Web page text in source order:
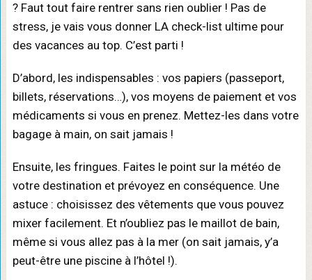
? Faut tout faire rentrer sans rien oublier ! Pas de
stress, je vais vous donner LA check-list ultime pour
des vacances au top. C’est parti !
D’abord, les indispensables : vos papiers (passeport,
billets, réservations…), vos moyens de paiement et vos
médicaments si vous en prenez. Mettez-les dans votre
bagage à main, on sait jamais !
Ensuite, les fringues. Faites le point sur la météo de
votre destination et prévoyez en conséquence. Une
astuce : choisissez des vêtements que vous pouvez
mixer facilement. Et n’oubliez pas le maillot de bain,
même si vous allez pas à la mer (on sait jamais, y’a
peut-être une piscine à l’hôtel !).